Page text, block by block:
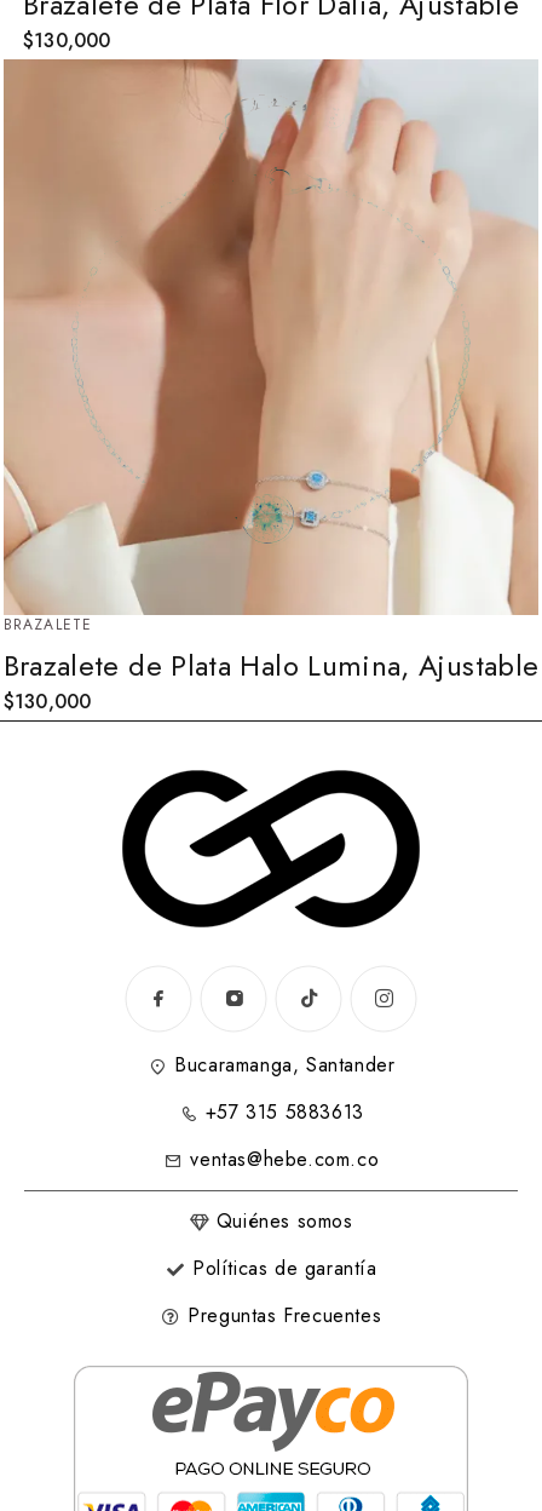
$130,000
BRAZALETE
Brazalete de Plata Halo Lumina, Ajustable
$130,000
Bucaramanga, Santander
+57 315 5883613
ventas@hebe.com.co
Quiénes somos
Políticas de garantía
Preguntas Frecuentes